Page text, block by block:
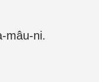
mâu-ni.